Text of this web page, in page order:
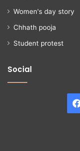
Women's day story
Chhath pooja
Student protest
Social